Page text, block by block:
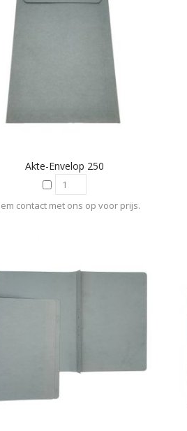
Akte-Envelop 250
contact met ons op voor prijs.